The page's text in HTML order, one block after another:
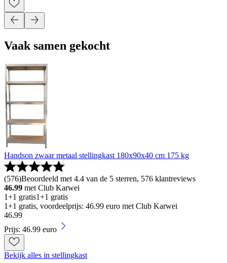
Vaak samen gekocht
Handson zwaar metaal stellingkast 180x90x40 cm 175 kg
(576)Beoordeeld met 4.4 van de 5 sterren, 576 klantreviews
46.99 met Club Karwei
1+1 gratis1+1 gratis
1+1 gratis, voordeelprijs: 46.99 euro met Club Karwei
46.99
Prijs: 46.99 euro
Bekijk alles in stellingkast